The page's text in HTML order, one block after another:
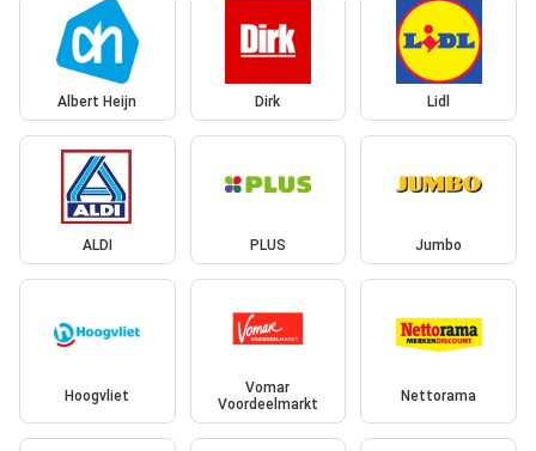
Albert Heijn Dirk Lidl
ALDI PLUS Jumbo
Hoogvliet
Vomar
Voordeelmarkt
Nettorama